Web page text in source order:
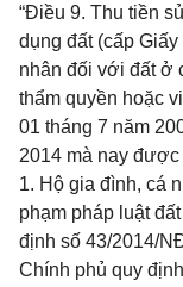
“Điều 9. Thu tiền
dụng đất (cấp
nhân đối với đất ở
thẩm quyền hoặc
01 tháng 7 năm
2014 mà nay
1. Hộ gia đình, cá
phạm pháp luật
định số 43/2014/
Chính phủ quy